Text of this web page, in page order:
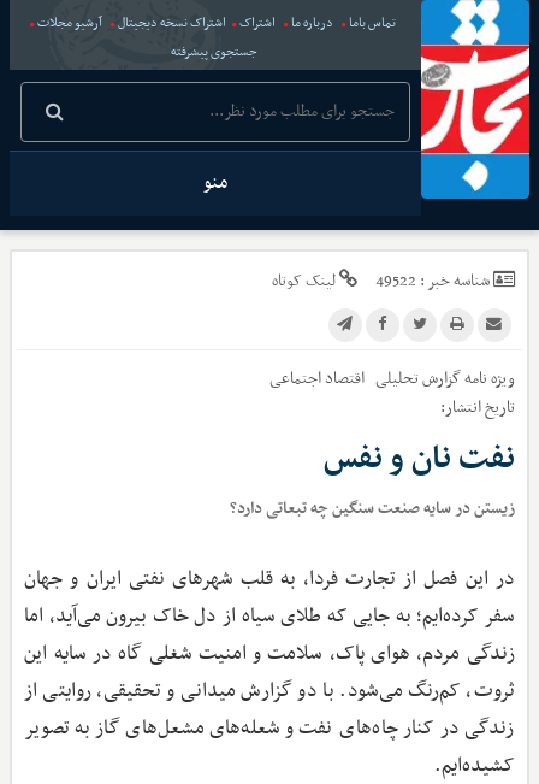
تماس باما درباره ما اشتراک اشتراک نسخه دیجیتال
آرشیو مجلات
جستجوی پیشرفته
منو
شناسه خبر : 49522 لینک کوتاه
ویژه نامه گزارش تحلیلی اقتصاد اجتماعی
تاریخ انتشار:
نفت نان و نفس
زیستن در سایه صنعت سنگین چه تبعاتی دارد؟
در این فصل از تجارت فردا، به قلب شهرهای نفتی ایران و جهان
سفر کرده‌ایم؛ به جایی که طلای سیاه از دل خاک بیرون می‌آید، اما
زندگی مردم، هوای پاک، سلامت و امنیت شغلی گاه در سایه این
ثروت، کم‌رنگ می‌شود. با دو گزارش میدانی و تحقیقی، روایتی از
زندگی در کنار چاه‌های نفت و شعله‌های مشعل‌های گاز به تصویر
کشیده‌ایم.